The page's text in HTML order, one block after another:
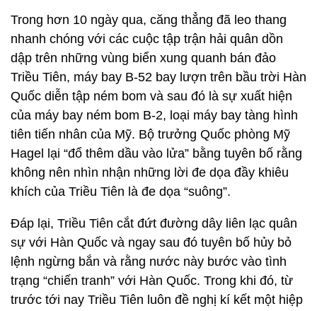
Trong hơn 10 ngày qua, căng thẳng đã leo thang
nhanh chóng với các cuộc tập trận hải quân dồn
dập trên những vùng biển xung quanh bán đảo
Triều Tiên, máy bay B-52 bay lượn trên bầu trời Hàn
Quốc diễn tập ném bom và sau đó là sự xuất hiện
của máy bay ném bom B-2, loại máy bay tàng hình
tiên tiến nhân của Mỹ. Bộ trưởng Quốc phòng Mỹ
Hagel lại “đổ thêm dầu vào lửa” bằng tuyên bố rằng
không nên nhìn nhận những lời đe dọa đầy khiêu
khích của Triều Tiên là đe dọa “suông”.
Đáp lại, Triều Tiên cắt đứt đường dây liên lạc quân
sự với Hàn Quốc và ngay sau đó tuyên bố hủy bỏ
lệnh ngừng bắn và rằng nước này bước vào tình
trạng “chiến tranh” với Hàn Quốc. Trong khi đó, từ
trước tới nay Triều Tiên luôn đề nghị kí kết một hiệp